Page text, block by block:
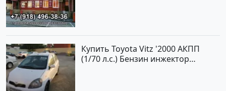
Купить Toyota Vitz '2000 АКПП
(1/70 л.с.) Бензин инжектор